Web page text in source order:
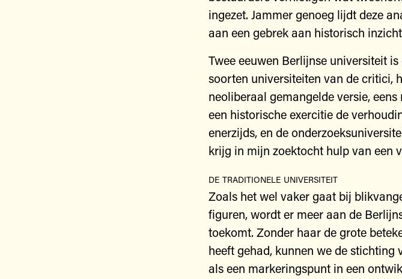
ingezet. Jammer genoeg lijdt deze
aan een gebrek aan historisch
Twee eeuwen Berlijnse universiteit
soorten universiteiten van de critici,
neoliberaal gemangelde versie,
een historische exercitie de
enerzijds, en de
krijg in mijn zoektocht hulp van een
de traditionele universiteit
Zoals het wel vaker gaat bij
figuren, wordt er meer aan de
toekomt. Zonder haar de grote
heeft gehad, kunnen we de
als een markeringspunt in een